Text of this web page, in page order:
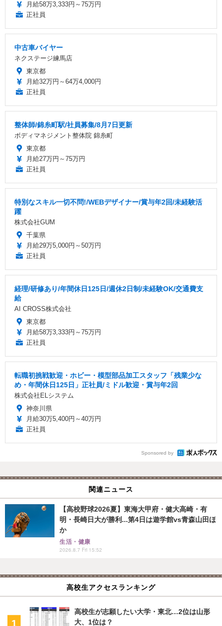
月給58万3,333円～75万円
正社員
中古車バイヤー
ネクステージ練馬店
東京都
月給32万円～64万4,000円
正社員
整体師/錦糸町駅/社員募集/8月7日更新
ボディマネジメント整体院 錦糸町
東京都
月給27万円～75万円
正社員
特別なスキル一切不問!/WEBデザイナー/賞与年2回/未経験活
躍
株式会社GUM
千葉県
月給29万5,000円～50万円
正社員
経理/研修あり/年間休日125日/週休2日制/未経験OK/交通費支
給
AI CROSS株式会社
東京都
月給58万3,333円～75万円
正社員
転職初挑戦歓迎・ホビー・模型部品加工スタッフ「残業少な
め・年間休日125日」正社員/ミドル歓迎・賞与年2回
株式会社ELシステム
神奈川県
月給30万5,400円～40万円
正社員
Sponsored by
関連ニュース
【高校野球2026夏】東海大甲府・健大高崎・有
明・長崎日大が勝利...第4日は遊学館vs青森山田ほ
か
生活・健康
2026.8.7 Fri 15:52
高校生アクセスランキング
高校生が志願したい大学・東北…2位は山形
大、1位は？